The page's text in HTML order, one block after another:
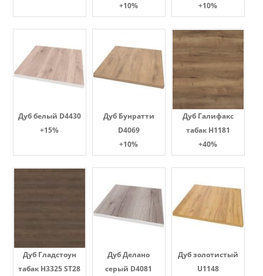
+10%
+10%
Дуб белый D4430
+15%
Дуб Бунратти
D4069
+10%
Дуб Галифакс
табак Н1181
+40%
Дуб Гладстоун
табак H3325 ST28
Дуб Делано
серый D4081
Дуб золотистый
U1148